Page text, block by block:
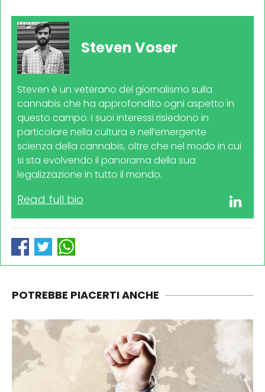
Steven Voser
Steven è un veterano del giornalismo sulla
cannabis che ha approfondito ogni aspetto in
questo campo. I suoi interessi risiedono in
particolare nella cultura e nell’emergente
scienza della cannabis, oltre che nel modo in cui
si sta evolvendo il panorama della sua
legalizzazione in tutto il mondo.
Read full bio
POTREBBE PIACERTI ANCHE